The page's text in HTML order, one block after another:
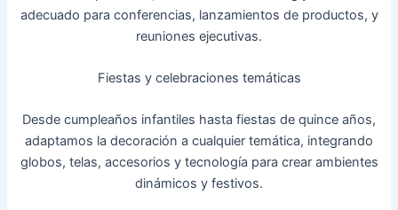
adecuado para conferencias, lanzamientos de productos, y
reuniones ejecutivas.
Fiestas y celebraciones temáticas
Desde cumpleaños infantiles hasta fiestas de quince años,
adaptamos la decoración a cualquier temática, integrando
globos, telas, accesorios y tecnología para crear ambientes
dinámicos y festivos.